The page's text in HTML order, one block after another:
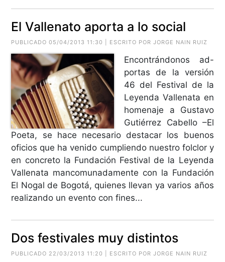
El Vallenato aporta a lo social
PUBLICADO 05/04/2013 11:30 | ESCRITO POR JORGE NAIN RUIZ
Encontrándonos ad-
portas de la versión
46 del Festival de la
Leyenda Vallenata en
homenaje a Gustavo
Gutiérrez Cabello –El
Poeta, se hace necesario destacar los buenos
oficios que ha venido cumpliendo nuestro folclor y
en concreto la Fundación Festival de la Leyenda
Vallenata mancomunadamente con la Fundación
El Nogal de Bogotá, quienes llevan ya varios años
realizando un evento con fines...
Dos festivales muy distintos
PUBLICADO 22/03/2013 11:20 | ESCRITO POR JORGE NAIN RUIZ